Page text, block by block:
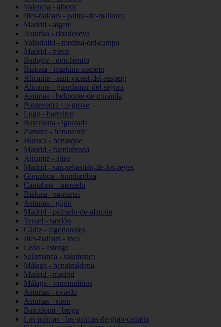
Valencia - alberic
Illes-balears - palma-de-mallorca
Madrid - algete
Asturias - ribadedeva
Valladolid - medina-del-campo
Madrid - meco
Badajoz - don-benito
Bizkaia - markina-xemein
Alicante - sant-vicent-del-raspeig
Alicante - guardamar-del-segura
Asturias - belmonte-de-miranda
Pontevedra - o-grove
Lugo - barreiros
Barcelona - igualada
Zamora - benavente
Huesca - benasque
Madrid - fuenlabrada
Alicante - altea
Madrid - san-sebastián-de-los-reyes
Gipuzkoa - hondarribia
Cantabria - meruelo
Bizkaia - santurtzi
Asturias - gijón
Madrid - pozuelo-de-alarcón
Teruel - sarrión
Cádiz - algodonales
Illes-balears - inca
León - astorga
Salamanca - salamanca
Málaga - benalmádena
Madrid - madrid
Málaga - torremolinos
Asturias - oviedo
Asturias - siero
Barcelona - berga
Las-palmas - las-palmas-de-gran-canaria